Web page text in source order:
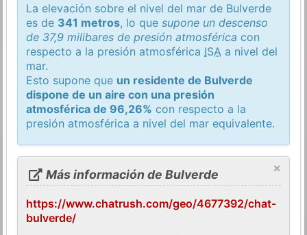
La elevación sobre el nivel del mar de Bulverde
es de 341 metros, lo quesupone un descenso
de 37,9 milibares de presión atmosférica con
respecto a la presión atmosférica ISA a nivel del
mar.
Esto supone que un residente de Bulverde
dispone de un aire con una presión
atmosférica de 96,26% con respecto a la
presión atmosférica a nivel del mar equivalente.
×
Más información de Bulverde
https://www.chatrush.com/geo/4677392/chat-
bulverde/